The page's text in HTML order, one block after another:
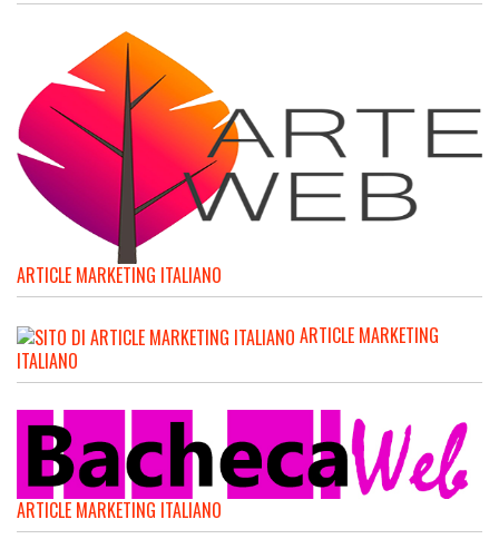
ARTICLE MARKETING ITALIANO
ARTICLE MARKETING
ITALIANO
ARTICLE MARKETING ITALIANO